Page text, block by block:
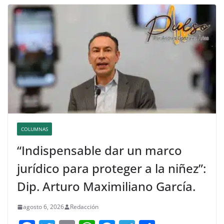
COLUMNAS
“Indispensable dar un marco
jurídico para proteger a la niñez”:
Dip. Arturo Maximiliano García.
agosto 6, 2026 Redacción